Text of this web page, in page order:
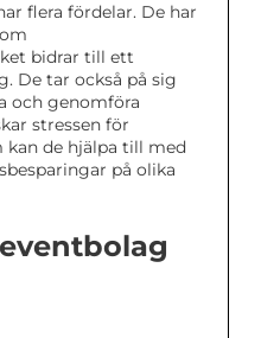
flera fördelar. De har
bidrar till ett
De tar också på sig
och genomföra
stressen för
kan de hjälpa till med
på olika